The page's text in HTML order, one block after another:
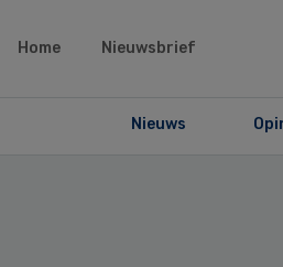
Home Nieuwsbrief
Nieuws